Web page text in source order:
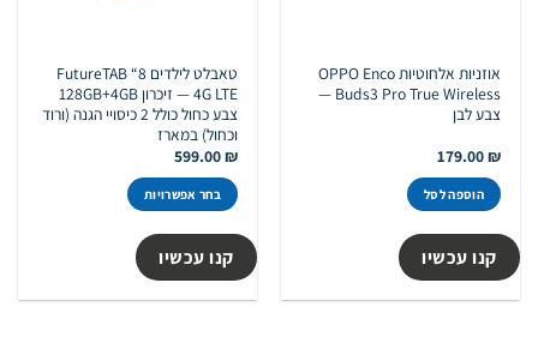
אוזניות אלחוטיות OPPO Enco
Buds3 Pro True Wireless —
צבע לבן
179.00₪
הוספה לסל
קנו עכשיו
טאבלט לילדים FutureTAB “8
4G LTE — זיכרון 128GB+4GB
צבע כחול כולל 2 כיסויי הגנה (ורוד
וכחול) במארז
599.00₪
בחר אפשרויות
יש
מספר
קנו עכשיו